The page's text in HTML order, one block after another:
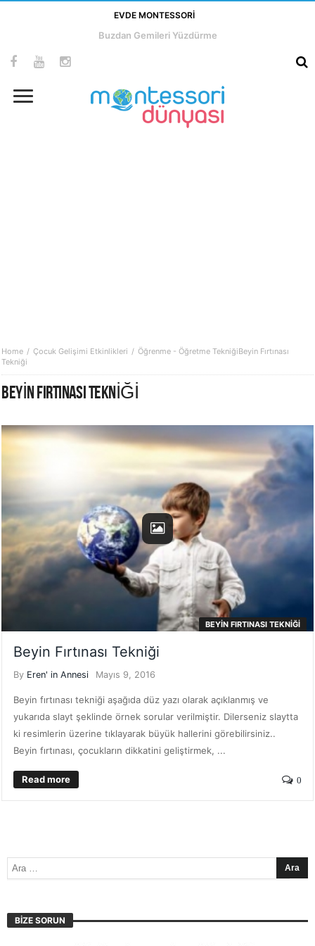
EVDE MONTESSORI
Buzdan Gemileri Yüzdürme
Home Çocuk Gelişimi Etkinlikleri Öğrenme - Öğretme TekniğiBeyin Fırtınası
Tekniği
BEYIN FIRTINASI TEKNIĞI
BEYIN FIRTINASI TEKNIĞI
Beyin Fırtınası Tekniği
By Eren' in Annesi Mayıs 9, 2016
Beyin fırtınası tekniği aşağıda düz yazı olarak açıklanmış ve
yukarıda slayt şeklinde örnek sorular verilmiştir. Dilerseniz slaytta
ki resimlerin üzerine tıklayarak büyük hallerini görebilirsiniz..
Beyin fırtınası, çocukların dikkatini geliştirmek, ...
Read more 0
BIZE SORUN